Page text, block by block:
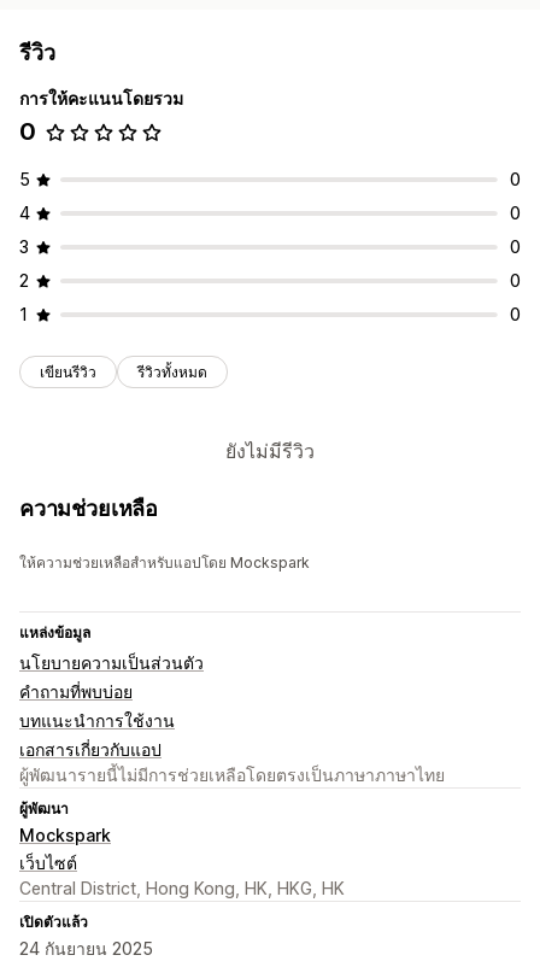
รีวิว
การให้คะแนนโดยรวม
0
5
0
4
0
3
0
2
0
1
0
เขียนรีวิว รีวิวทั้งหมด
ยังไม่มีรีวิว
ความช่วยเหลือ
ให้ความช่วยเหลือสำหรับแอปโดย Mockspark
แหล่งข้อมูล
นโยบายความเป็นส่วนตัว
คำถามที่พบบ่อย
บทแนะนำการใช้งาน
เอกสารเกี่ยวกับแอป
ผู้พัฒนารายนี้ไม่มีการช่วยเหลือโดยตรงเป็นภาษาภาษาไทย
ผู้พัฒนา
Mockspark
เว็บไซต์
Central District, Hong Kong, HK, HKG, HK
เปิดตัวแล้ว
24 กันยายน 2025